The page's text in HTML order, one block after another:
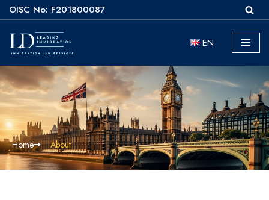
İçeriğe
geç
OISC No: F201800087
EN
Home About